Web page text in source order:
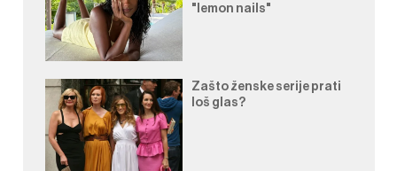
"lemon nails"
Zašto ženske serije prati
loš glas?